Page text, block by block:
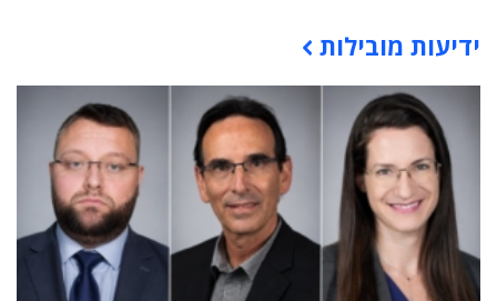
תוכן פרסומי
ידיעות מובילות